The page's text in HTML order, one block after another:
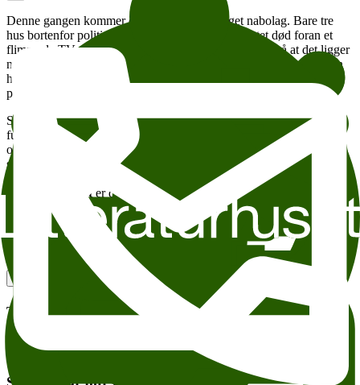
Denne gangen kommer døden til Wistings eget nabolag. Bare tre
hus bortenfor politimannens hjem har en mann sittet død foran et
flimrende TV-apparat i fire måneder. Ingenting tyder på at det ligger
noe kriminelt bak dødsfallet. Likevel vekker saken nysgjerrigheten
hos Wistings journalistdatter Line, som vil lage et nyskapende
portrett av et helt ukjent menneske.
Samtidig får politiet melding om et annet dødsfall. En mann blir
funnet på et hogstfelt, og han bærer preg av å ha ligget lenge. Et
oppsiktsvekkende funn på den døde blir innledningen til en av de
største menneskejaktene i norsk kriminalhistorie.
Jørn Lier Horster dramatiker, forfatter og politimann og har en
lang rekke bøker om politiførstebetjent William Wisting bak seg. For
Jakthundene fikk han årets Rivertonpris.
Litteraturhuset Snikkikk med Jørn Lier Horst
Copy link About accesesibility
Tema:
Andre anbefalte arrangementer